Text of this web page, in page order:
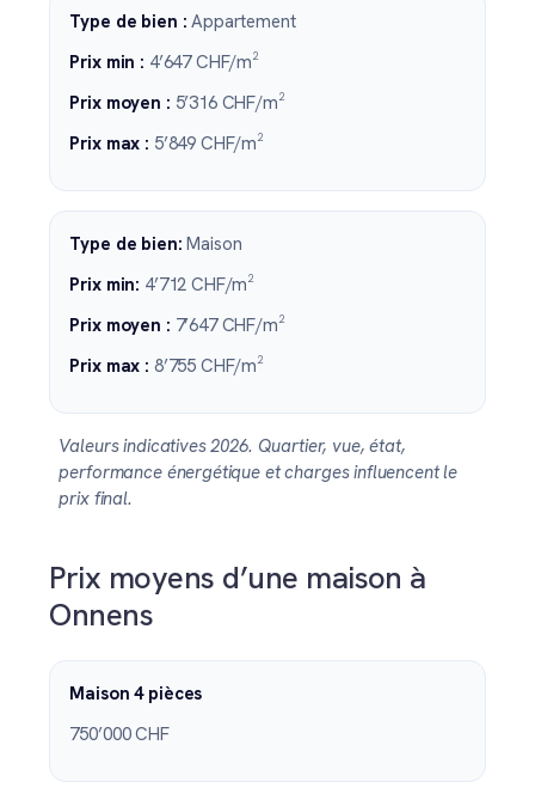
Type de bien : Appartement
Prix min : 4’647 CHF/m²
Prix moyen : 5’316 CHF/m²
Prix max : 5’849 CHF/m²
Type de bien: Maison
Prix min: 4’712 CHF/m²
Prix moyen : 7’647 CHF/m²
Prix max : 8’755 CHF/m²
Valeurs indicatives 2026. Quartier, vue, état,
performance énergétique et charges influencent le
prix final.
Prix moyens d’une maison à
Onnens
Maison 4 pièces
750’000 CHF